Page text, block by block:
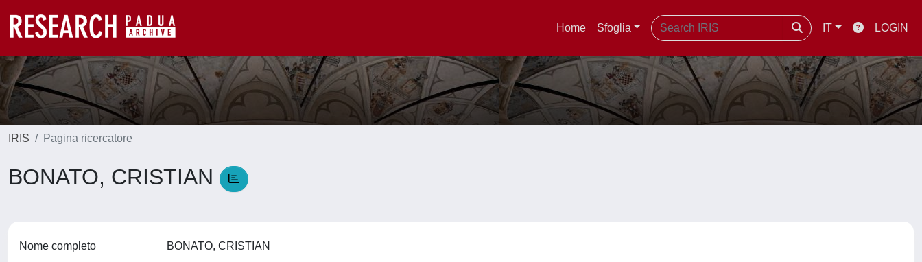
Home Sfoglia IT LOGIN
IRIS Pagina ricercatore
BONATO, CRISTIAN
Nome completo BONATO, CRISTIAN